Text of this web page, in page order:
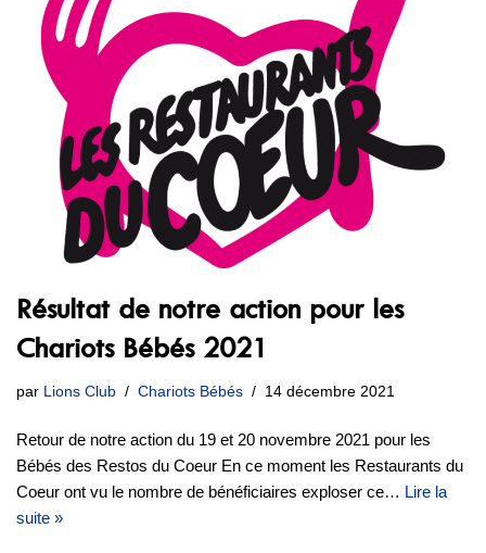
Résultat de notre action pour les
Chariots Bébés 2021
par Lions Club Chariots Bébés 14 décembre 2021
Retour de notre action du 19 et 20 novembre 2021 pour les
Bébés des Restos du Coeur En ce moment les Restaurants du
Coeur ont vu le nombre de bénéficiaires exploser ce… Lire la
suite »